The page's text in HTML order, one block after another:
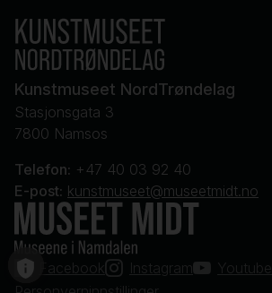
Kunstmuseet NordTrøndelag
Stasjonsgata 3
7800 Namsos
Telefon: +47 40 03 92 40
E-post: kunstmuseet@museetmidt.no
Facebook Instagram
Youtube